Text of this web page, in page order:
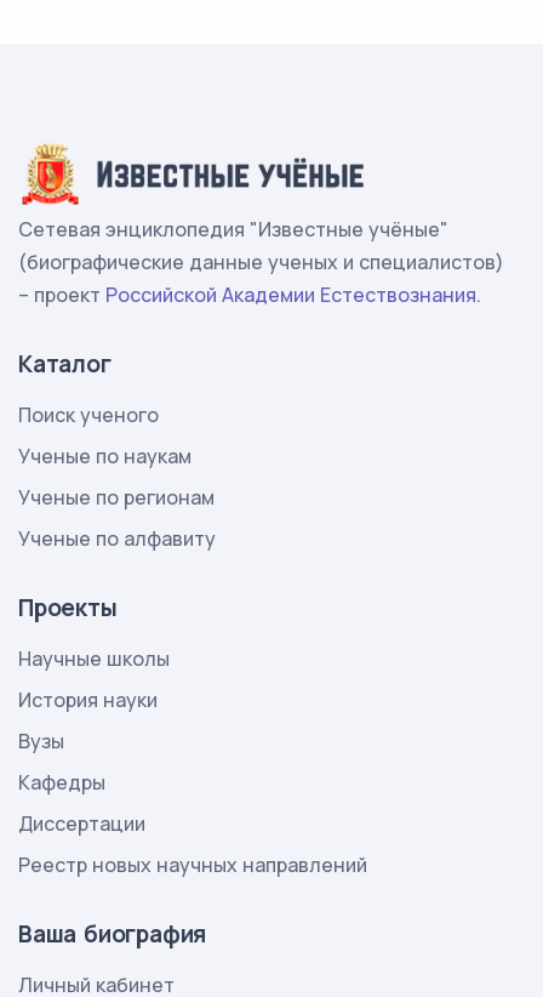
Сетевая энциклопедия "Известные учёные"
(биографические данные ученых и специалистов)
– проект Российской Академии Естествознания.
Каталог
Поиск ученого
Ученые по наукам
Ученые по регионам
Ученые по алфавиту
Проекты
Научные школы
История науки
Вузы
Кафедры
Диссертации
Реестр новых научных направлений
Ваша биография
Личный кабинет